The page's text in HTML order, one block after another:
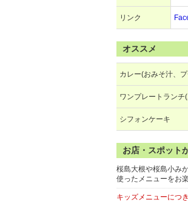
リンク
オススメ
カレー(おみそ汁、
ワンプレートラン
シフォンケーキ
お店・スポット
桜島大根や桜島小み
使ったメニューをお
キッズメニューにつ